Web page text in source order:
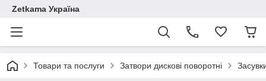
Zetkama Україна
Товари та послуги Затвори дискові поворотні